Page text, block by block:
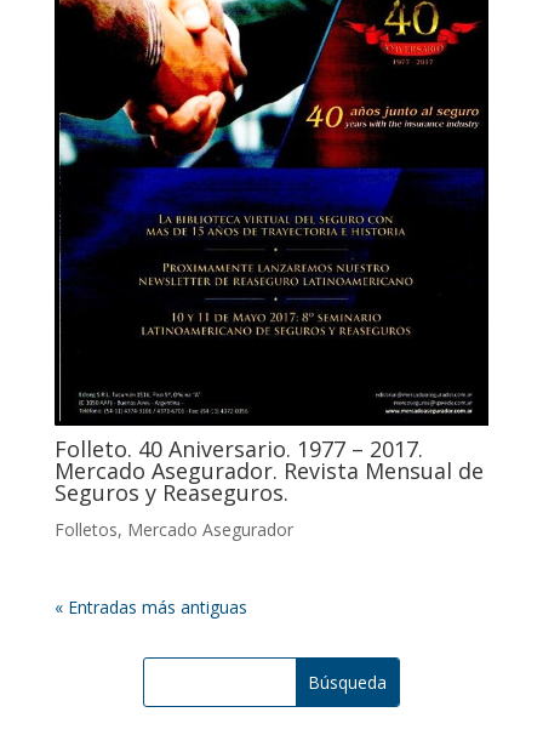
Folleto. 40 Aniversario. 1977 – 2017.
Mercado Asegurador. Revista Mensual de
Seguros y Reaseguros.
Folletos, Mercado Asegurador
« Entradas más antiguas